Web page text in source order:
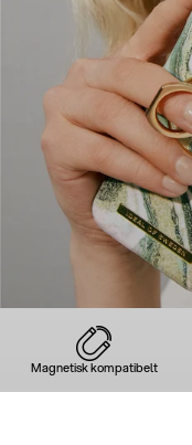
Magnetisk kompatibelt